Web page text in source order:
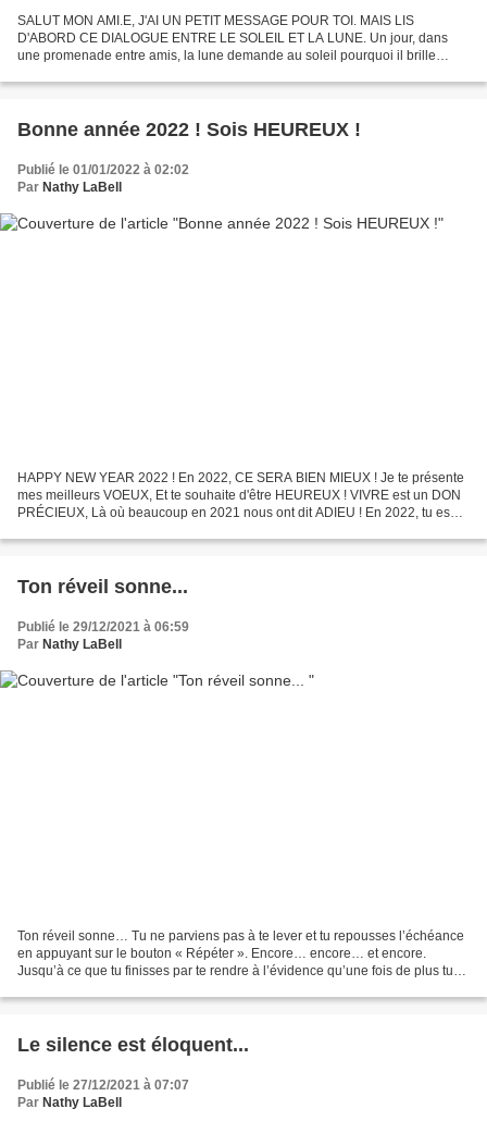
SALUT MON AMI.E, J'AI UN PETIT MESSAGE POUR TOI. MAIS LIS
D'ABORD CE DIALOGUE ENTRE LE SOLEIL ET LA LUNE. Un jour, dans
une promenade entre amis, la lune demande au soleil pourquoi il brille
Bonne année 2022 ! Sois HEUREUX !
Publié le 01/01/2022 à 02:02
Par Nathy LaBell
HAPPY NEW YEAR 2022 ! En 2022, CE SERA BIEN MIEUX ! Je te présente
mes meilleurs VOEUX, Et te souhaite d'être HEUREUX ! VIVRE est un DON
PRÉCIEUX, Là où beaucoup en 2021 nous ont dit ADIEU ! En 2022, tu es
Ton réveil sonne...
Publié le 29/12/2021 à 06:59
Par Nathy LaBell
Ton réveil sonne… Tu ne parviens pas à te lever et tu repousses l’échéance
en appuyant sur le bouton « Répéter ». Encore… encore… et encore.
Jusqu’à ce que tu finisses par te rendre à l’évidence qu’une fois de plus tu
Le silence est éloquent...
Publié le 27/12/2021 à 07:07
Par Nathy LaBell